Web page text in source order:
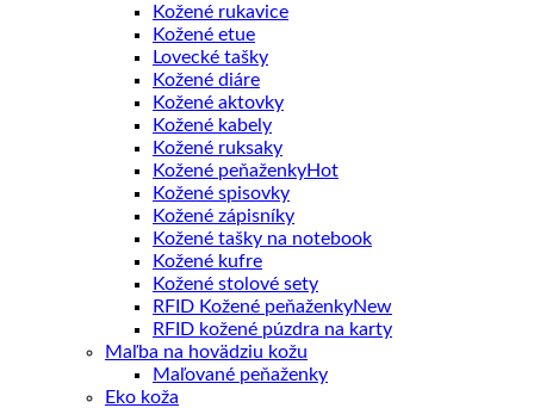
Kožené rukavice
Kožené etue
Lovecké tašky
Kožené diáre
Kožené aktovky
Kožené kabely
Kožené ruksaky
Kožené peňaženky
Kožené spisovky
Kožené zápisníky
Kožené tašky na notebook
Kožené kufre
Kožené stolové sety
RFID Kožené peňaženky
RFID kožené púzdra na karty
Maľba na hovädziu kožu
Maľované peňaženky
Eko koža